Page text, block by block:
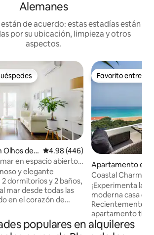
Alemanes
de acuerdo: estas estadías están
por su ubicación, limpieza y otros
aspectos.
de
Calificación promedio: 4.98 de
4.98 (446)
en espacio abierto
de Albufeira
y elegante
dormitorios y 2 baños,
mar desde todas las
en el corazón de
de la playa de
wifi potente, aire
Favorito entre
Favorito entre
Apartamento en
gua
Coastal Charm |
¡Experimenta la
moderna casa
Recientemente
apartamento
excepcionales
de estar y el
populares en alquileres